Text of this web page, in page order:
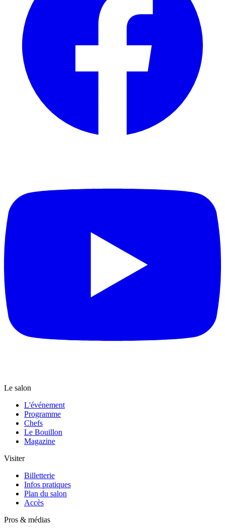
Le salon
L'événement
Programme
Chefs
Le Bouillon
Magazine
Visiter
Billetterie
Infos pratiques
Plan du salon
Accès
Pros & médias